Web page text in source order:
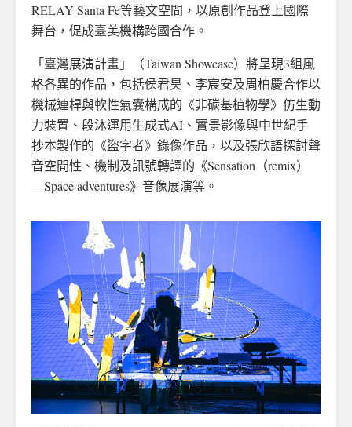
RELAY Santa Fe等藝文空間，以原創作品登上國際
舞台，促成臺美機構跨國合作。
「臺灣展演計畫」（Taiwan Showcase）將呈現3組風
格各異的作品，包括侯君昊、李宸安及周柏慶合作以
機械連桿與軟性氣囊構成的《非碳基植物學》仿生動
力裝置、段沐運用生成式AI、實景影像與中世紀手
抄本製作的《盜字者》錄像作品，以及張欣語探討聲
音空間性、機制及訊號轉譯的《Sensation（remix）
—Space adventures》音像展演等。